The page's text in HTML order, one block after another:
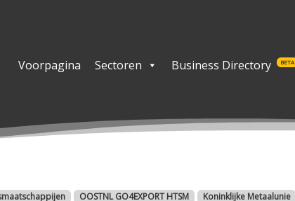
Voorpagina Sectoren Business Directory BETA
OOSTNL GO4EXPORT HTSM Koninklijke Metaalunie